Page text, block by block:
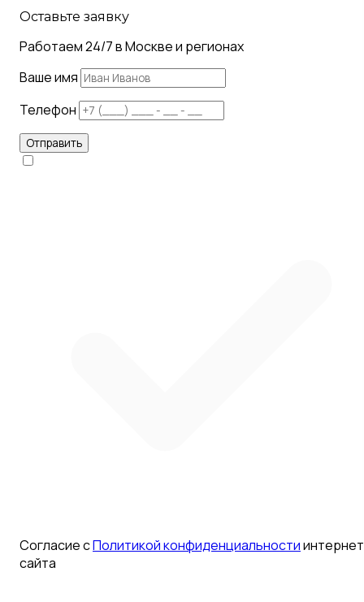
Оставьте заявку
Работаем 24/7 в Москве и регионах
Ваше имя
Телефон
Отправить
Согласие сПолитикой конфиденциальности
сайта